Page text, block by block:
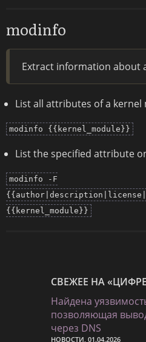
modinfo
Extract information about
List all attributes of a kernel
modinfo {{kernel_module}}
List the specified attribute
modinfo -F
{{kernel_module}}
СВЕЖЕЕ НА
Найдена
позволяющая
через DNS
НОВОСТИ, 01.04.2026